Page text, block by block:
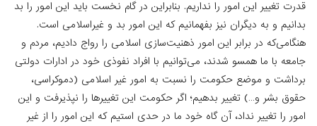
قدرت تغییر این امور را نداریم. بنابراین در گام نخست باید این امور را بد
بدانیم و به دیگران نیز بفهمانیم که این امور بد و غیراسلامی است.
هنگامی‌که در برابر این امور ذهنیت‌سازی اسلامی را رواج دادیم، مردم و
جامعه با ما همسو شدند، می‌توانیم با افراد نفوذی خود در ادارات دولتی
برداشت و موضع حکومت را نسبت به امور غیر اسلامی (دموکراسی،
حقوق بشر و…) تغییر بدهیم؛ اگر حکومت این تغییرها را نپذیرفت و این
امور را تغییر نداد، آن گاه خود ما در حدی استیم که این امور را از غیر